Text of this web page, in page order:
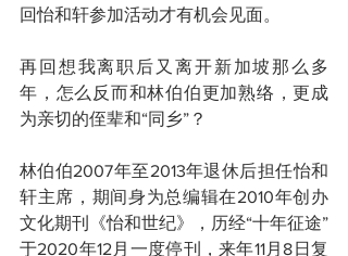
回怡和轩参加活动才有机会见面。
再回想我离职后又离开新加坡那么多
年，怎么反而和林伯伯更加熟络，更成
为亲切的侄辈和“同乡”？
林伯伯2007年至2013年退休后担任怡和
轩主席，期间身为总编辑在2010年创办
文化期刊《怡和世纪》，历经“十年征途”
于2020年12月一度停刊，来年11月8日复